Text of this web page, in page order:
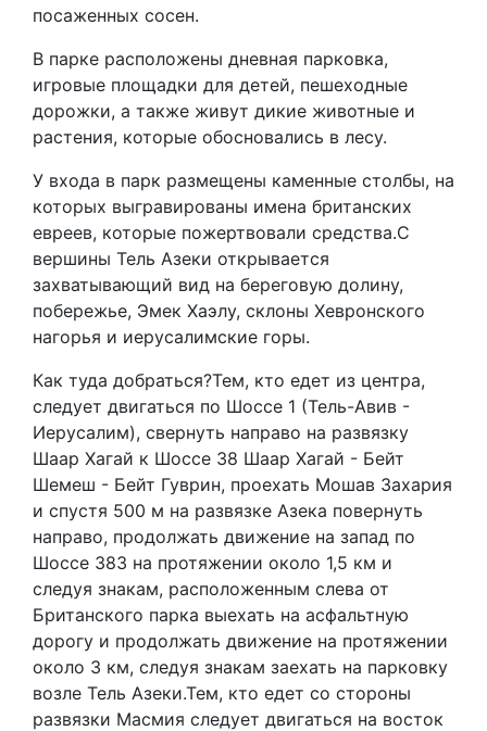
посаженных сосен.
В парке расположены дневная парковка,
игровые площадки для детей, пешеходные
дорожки, а также живут дикие животные и
растения, которые обосновались в лесу.
У входа в парк размещены каменные столбы, на
которых выгравированы имена британских
евреев, которые пожертвовали средства.С
вершины Тель Азеки открывается
захватывающий вид на береговую долину,
побережье, Эмек Хаэлу, склоны Хевронского
нагорья и иерусалимские горы.
Как туда добраться?Тем, кто едет из центра,
следует двигаться по Шоссе 1 (Тель-Авив -
Иерусалим), свернуть направо на развязку
Шаар Хагай к Шоссе 38 Шаар Хагай - Бейт
Шемеш - Бейт Гуврин, проехать Мошав Захария
и спустя 500 м на развязке Азека повернуть
направо, продолжать движение на запад по
Шоссе 383 на протяжении около 1,5 км и
следуя знакам, расположенным слева от
Британского парка выехать на асфальтную
дорогу и продолжать движение на протяжении
около 3 км, следуя знакам заехать на парковку
возле Тель Азеки.Тем, кто едет со стороны
развязки Масмия следует двигаться на восток